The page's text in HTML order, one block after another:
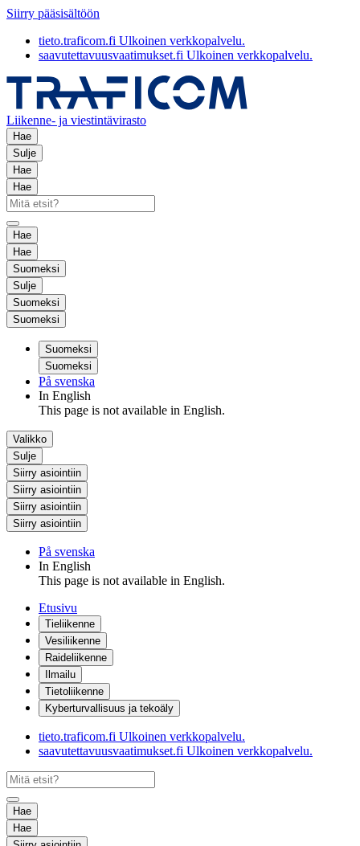
Siirry pääsisältöön
tieto.traficom.fi Ulkoinen verkkopalvelu.
saavutettavuusvaatimukset.fi Ulkoinen verkkopalvelu.
Liikenne- ja viestintävirasto
Hae
Sulje
Hae
Hae
Hae
Hae
Suomeksi
Sulje
Suomeksi
Suomeksi
Suomeksi
Suomeksi
På svenska
In English
This page is not available in English.
Valikko
Sulje
Siirry asiointiin
Siirry asiointiin
Siirry asiointiin
Siirry asiointiin
På svenska
In English
This page is not available in English.
Etusivu
Tieliikenne
Vesiliikenne
Raideliikenne
Ilmailu
Tietoliikenne
Kyberturvallisuus ja tekoäly
tieto.traficom.fi Ulkoinen verkkopalvelu.
saavutettavuusvaatimukset.fi Ulkoinen verkkopalvelu.
Hae
Hae